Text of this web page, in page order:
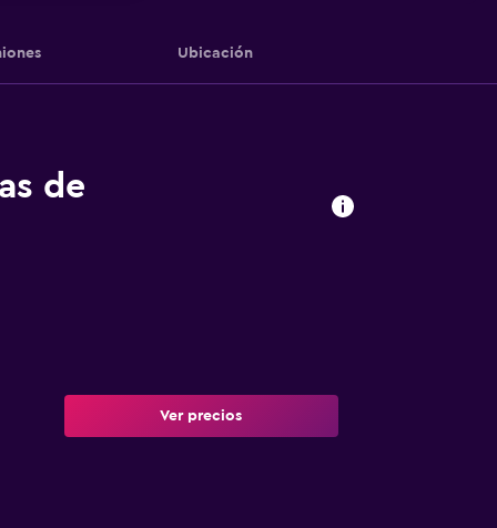
Ubicación
de
Ver precios